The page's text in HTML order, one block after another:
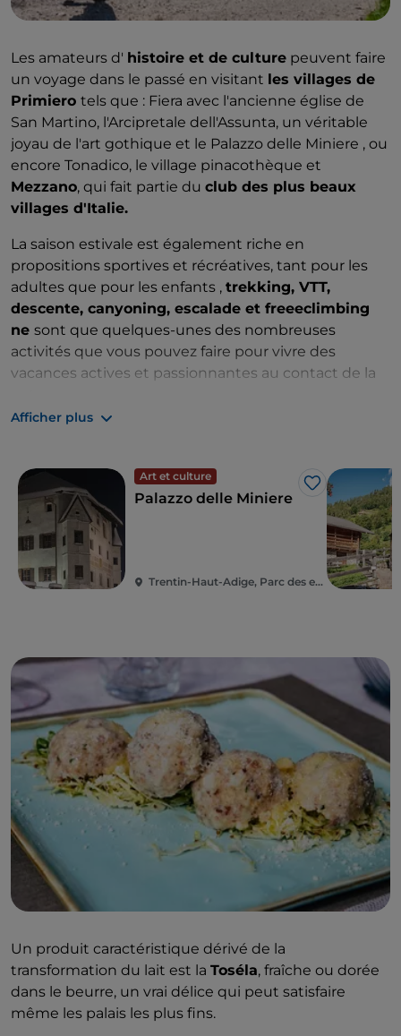
Les amateurs d' histoire et de culture peuvent faire
un voyage dans le passé en visitant les villages de
Primiero tels que : Fiera avec l'ancienne église de
San Martino, l'Arcipretale dell'Assunta, un véritable
joyau de l'art gothique et le Palazzo delle Miniere , ou
encore Tonadico, le village pinacothèque et
Mezzano, qui fait partie du club des plus beaux
villages d'Italie.
La saison estivale est également riche en
propositions sportives et récréatives, tant pour les
adultes que pour les enfants , trekking, VTT,
descente, canyoning, escalade et freeeclimbing
ne sont que quelques-unes des nombreuses
activités que vous pouvez faire pour vivre des
vacances actives et passionnantes au contact de la
Afficher plus
Art et culture
J’aime
Palazzo delle Miniere
Trentin-Haut-Adige, Parc des expositions de Primiero
Un produit caractéristique dérivé de la
transformation du lait est la Toséla, fraîche ou dorée
dans le beurre, un vrai délice qui peut satisfaire
même les palais les plus fins.